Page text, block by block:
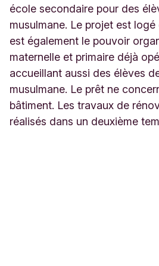
école secondaire pour des
musulmane. Le projet est
est également le pouvoir
maternelle et primaire déjà
accueillant aussi des élèves
musulmane. Le prêt ne
bâtiment. Les travaux de
réalisés dans un deuxième